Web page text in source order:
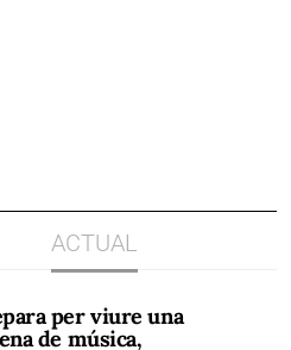
ACTUAL
per viure una
de música,